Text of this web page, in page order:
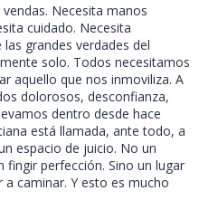
Necesita manos
cuidado. Necesita
grandes verdades del
solo. Todos necesitamos
aquello que nos inmoviliza. A
dolorosos, desconfianza,
dentro desde hace
está llamada, ante todo, a
espacio de juicio. No un
fingir perfección. Sino un lugar
caminar. Y esto es mucho